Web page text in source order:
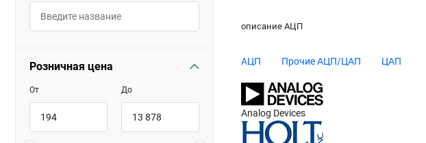
Розничная цена
От До
описание АЦП
АЦП Прочие АЦП/ЦАП ЦАП
Analog Devices